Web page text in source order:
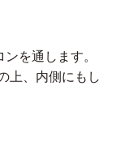
を通します。
上、内側にもし